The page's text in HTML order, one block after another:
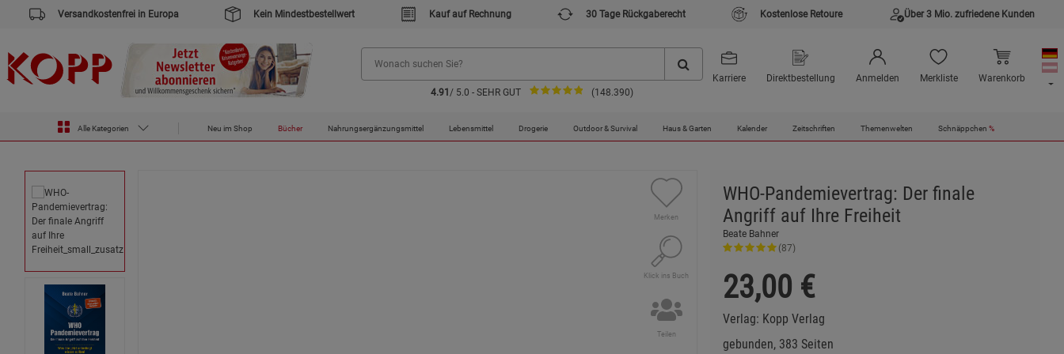
Versandkostenfrei in Europa Kein Mindestbestellwert Kauf auf Rechnung 30 Tage Rückgaberecht Kostenlose Retoure Über 3 Mio. zufriedene Kunden
4.91 / 5.0 - SEHR GUT (148.390)
Karriere Direktbestellung Anmelden Merkliste Warenkorb
Alle Kategorien Neu im Shop Bücher Nahrungsergänzungsmittel Lebensmittel Drogerie Outdoor & Survival Haus & Garten Kalender Zeitschriften Themenwelten Schnäppchen %
Zur Startseite des Kopp Verlag Online-Shop
Bücher WHO-Pandemievertrag: Der finale Angriff auf Ihre Freiheit
Merken
Klick ins Buch
Teilen
WHO-Pandemievertrag: Der finale
Angriff auf Ihre Freiheit
Beate Bahner
(87)
23,00 €
Verlag: Kopp Verlag
gebunden, 383 Seiten